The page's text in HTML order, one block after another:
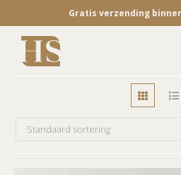
Gratis verzending
Standaard sortering